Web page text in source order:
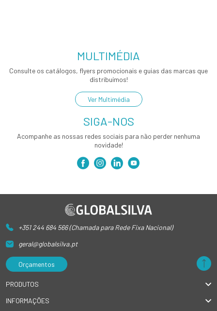
MULTIMÉDIA
Consulte os catálogos, flyers promocionais e guias das marcas que
distribuímos!
Ver Multimédia
SIGA-NOS
Acompanhe as nossas redes sociais para não perder nenhuma
novidade!
+351 244 684 566 (Chamada para Rede Fixa Nacional)
geral@globalsilva.pt
Orçamentos
PRODUTOS
INFORMAÇÕES